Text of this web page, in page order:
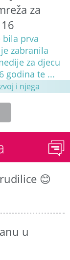
za
bila prva
zabranila
za djecu
godina te ...
i njega
😊
u